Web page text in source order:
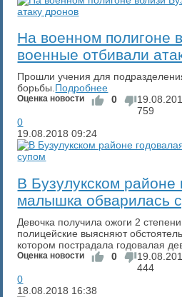
На военном полигоне
военные отбивали
Прошли учения для
борьбы.Подробнее
Оценка новости 0
759
0
19.08.2018 09:24
В Бузулукском районе
малышка обварилась
Девочка получила ожоги 2
полицейские выясняют
котором пострадала годовалая
Оценка новости 0
444
0
18.08.2018 16:38